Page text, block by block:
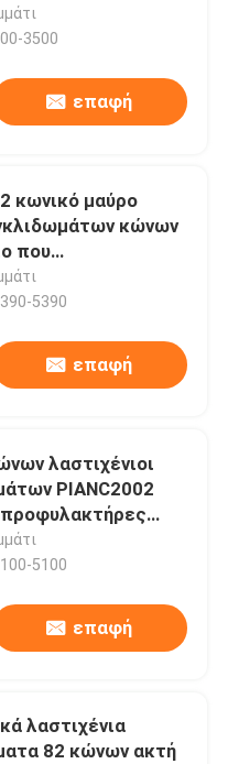
κώνων για το
3500
επαφή
κωνικό μαύρο
κώνων
που
για τον
αποβαθρών
5390
επαφή
λαστιχένιοι
PIANC2002
αντίστασης
5100
επαφή
λαστιχένια
82 κώνων ακτή